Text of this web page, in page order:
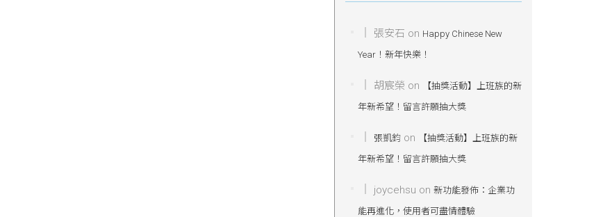
張安石 on Happy Chinese New
Year！新年快樂！
胡宸榮 on
【抽獎活動】上班族的新
年新希望！留言許願抽大獎
張凱鈞on
【抽獎活動】上班族的新
年新希望！留言許願抽大獎
joycehsu on 新功能發佈：企業功
能再進化，使用者可盡情體驗